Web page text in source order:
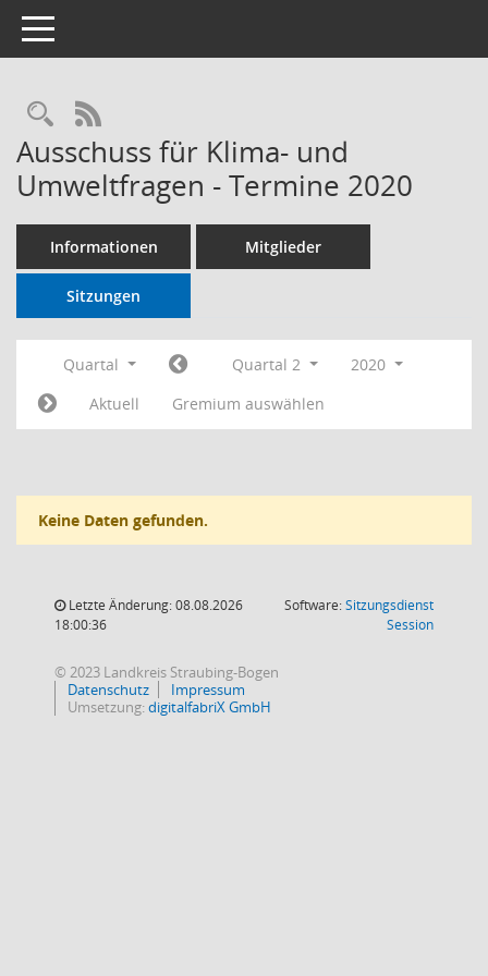
Toggle navigation
RSS-Feed
Ausschuss für Klima- und
Umweltfragen - Termine 2020
Informationen Mitglieder
Sitzungen
Quartal Quartal 2
2020
Aktuell
Gremium auswählen
Keine Daten gefunden.
Letzte Änderung: 08.08.2026
18:00:36
Software:Sitzungsdienst
Session(Wird in
© 2023 Landkreis Straubing-Bogen
Datenschutz
Impressum
Umsetzung:digitalfabriX GmbH